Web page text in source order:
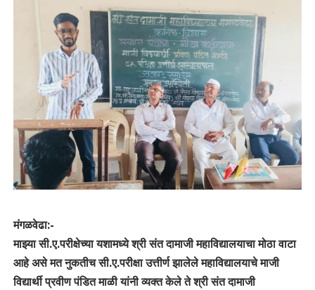
मंगळवेढा:-
माझ्या सी.ए.परीक्षेच्या यशामध्ये श्री संत दामाजी महाविद्यालयाचा मोठा वाटा
आहे असे मत नुकतीच सी.ए.परीक्षा उत्तीर्ण झालेले महाविद्यालयाचे माजी
विद्यार्थी प्रवीण पंडित माळी यांनी व्यक्त केले ते श्री संत दामाजी